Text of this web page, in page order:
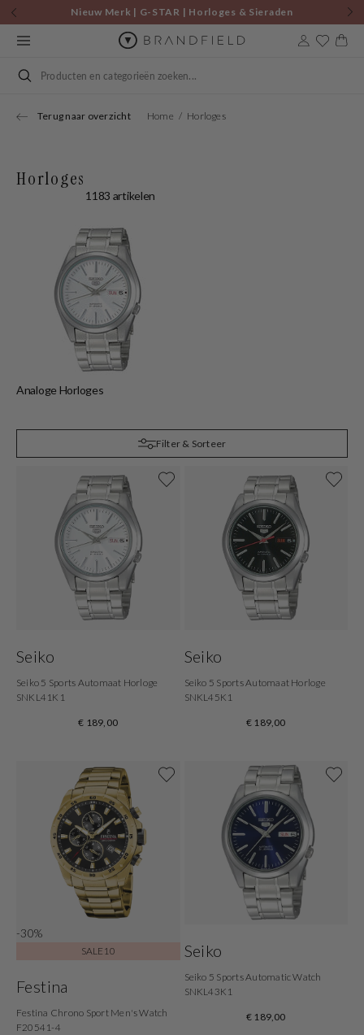
Skip to
content
Nieuw Merk | G-STAR | Horloges & Sieraden
Cart
Search
Terug naar overzicht Home Horloges
Horloges
1183 artikelen
Analoge Horloges
Filter & Sorteer
Seiko
Seiko 5 Sports Automaat Horloge
SNKL41K1
€ 189,00
Seiko
Seiko 5 Sports Automaat Horloge
SNKL45K1
€ 189,00
-30%
SALE10
Festina
Festina Chrono Sport Men's Watch
F20541-4
Seiko
Seiko 5 Sports Automatic Watch
SNKL43K1
€ 189,00